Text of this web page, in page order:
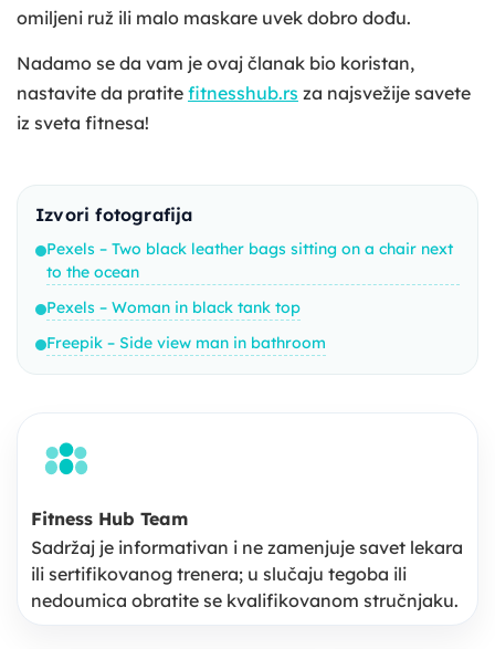
omiljeni ruž ili malo maskare uvek dobro dođu.
Nadamo se da vam je ovaj članak bio koristan,
nastavite da pratite fitnesshub.rs za najsvežije savete
iz sveta fitnesa!
Izvori fotografija
Pexels – Two black leather bags sitting on a chair next
to the ocean
Pexels – Woman in black tank top
Freepik – Side view man in bathroom
Fitness Hub Team
Sadržaj je informativan i ne zamenjuje savet lekara
ili sertifikovanog trenera; u slučaju tegoba ili
nedoumica obratite se kvalifikovanom stručnjaku.